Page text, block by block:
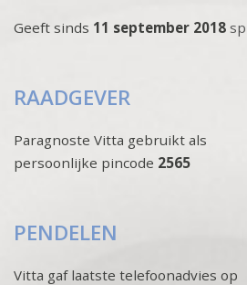
Geeft sinds 11 september 2018
RAADGEVER
Paragnoste Vitta gebruikt als
persoonlijke pincode 2565
PENDELEN
Vitta gaf laatste telefoonadvies op